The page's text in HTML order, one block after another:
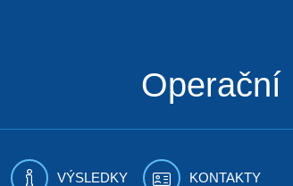
Operační
VÝSLEDKY KONTAKTY